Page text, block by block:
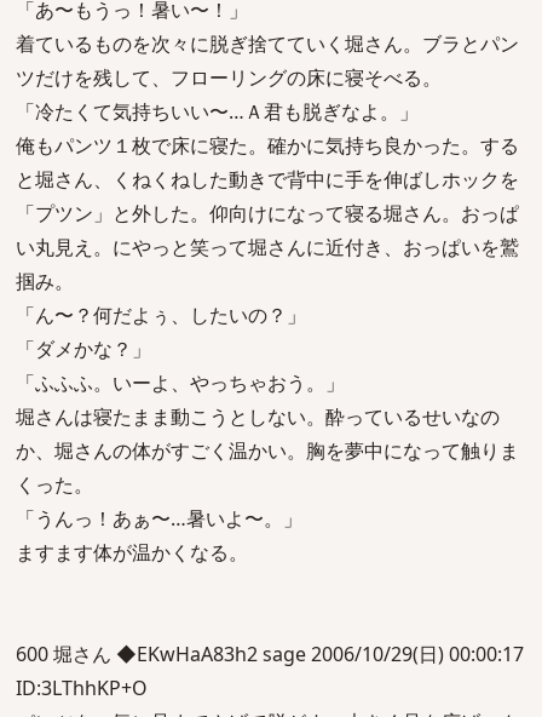
「あ〜もうっ！暑い〜！」
着ているものを次々に脱ぎ捨てていく堀さん。ブラとパン
ツだけを残して、フローリングの床に寝そべる。
「冷たくて気持ちいい〜…Ａ君も脱ぎなよ。」
俺もパンツ１枚で床に寝た。確かに気持ち良かった。する
と堀さん、くねくねした動きで背中に手を伸ばしホックを
「プツン」と外した。仰向けになって寝る堀さん。おっぱ
い丸見え。にやっと笑って堀さんに近付き、おっぱいを鷲
掴み。
「ん〜？何だよぅ、したいの？」
「ダメかな？」
「ふふふ。いーよ、やっちゃおう。」
堀さんは寝たまま動こうとしない。酔っているせいなの
か、堀さんの体がすごく温かい。胸を夢中になって触りま
くった。
「うんっ！あぁ〜…暑いよ〜。」
ますます体が温かくなる。
600 堀さん ◆EKwHaA83h2 sage 2006/10/29(日) 00:00:17
ID:3LThhKP+O